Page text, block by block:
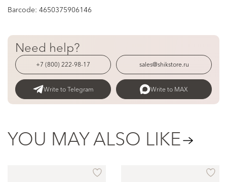
Barcode: 4650375906146
Need help?
+7 (800) 222-98-17 sales@shikstore.ru
Write to Telegram Write to MAX
YOU MAY ALSO LIKE